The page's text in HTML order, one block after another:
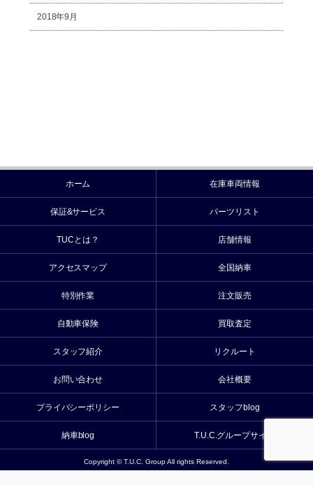
2018年9月
ホーム 在庫車両情報
保証&サービス パーツリスト
TUCとは？ 店舗情報
アクセスマップ 全国納車
特別作業 注文販売
自動車保険 買取査定
スタッフ紹介 リクルート
お問い合わせ 会社概要
プライバシーポリシー スタッフblog
納車blog T.U.C.グループサイト
Copyright © T.U.C. Group All rights Reserved.